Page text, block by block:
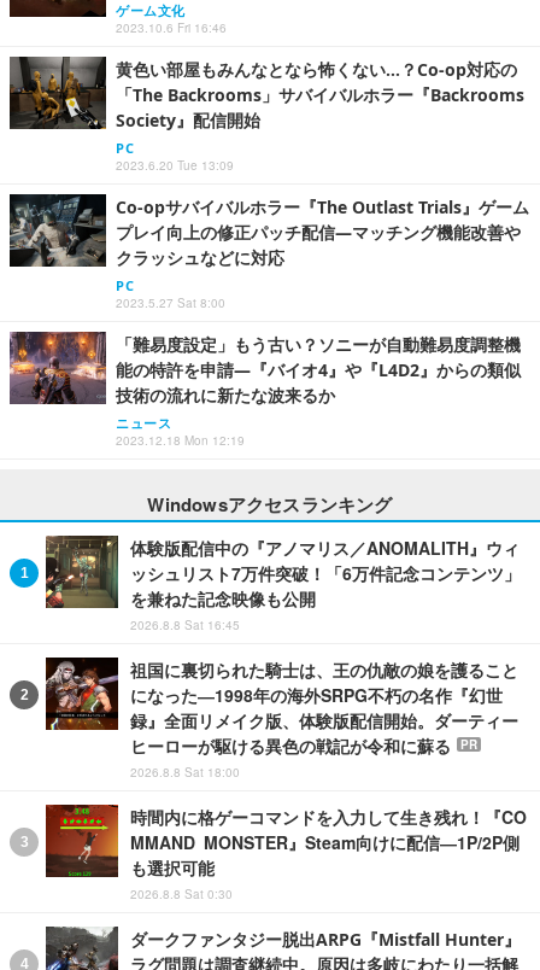
ゲーム文化
2023.10.6 Fri 16:46
黄色い部屋もみんなとなら怖くない…？Co-op対応の
「The Backrooms」サバイバルホラー『Backrooms
Society』配信開始
PC
2023.6.20 Tue 13:09
Co-opサバイバルホラー『The Outlast Trials』ゲーム
プレイ向上の修正パッチ配信―マッチング機能改善や
クラッシュなどに対応
PC
2023.5.27 Sat 8:00
「難易度設定」もう古い？ソニーが自動難易度調整機
能の特許を申請―『バイオ4』や『L4D2』からの類似
技術の流れに新たな波来るか
ニュース
2023.12.18 Mon 12:19
Windowsアクセスランキング
体験版配信中の『アノマリス／ANOMALITH』ウィ
ッシュリスト7万件突破！「6万件記念コンテンツ」
を兼ねた記念映像も公開
2026.8.8 Sat 16:45
祖国に裏切られた騎士は、王の仇敵の娘を護ること
になった―1998年の海外SRPG不朽の名作『幻世
録』全面リメイク版、体験版配信開始。ダーティー
ヒーローが駆ける異色の戦記が令和に蘇る
PR
2026.8.8 Sat 18:00
時間内に格ゲーコマンドを入力して生き残れ！『CO
MMAND MONSTER』Steam向けに配信―1P/2P側
も選択可能
2026.8.8 Sat 0:30
ダークファンタジー脱出ARPG『Mistfall Hunter』
ラグ問題は調査継続中。原因は多岐にわたり一括解